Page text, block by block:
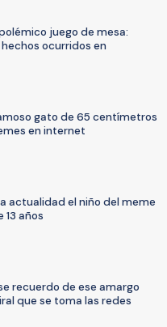
juego de mesa:
ocurridos en
gato de 65 centímetros
en internet
actualidad el niño del meme
13 años
recuerdo de ese amargo
que se toma las redes